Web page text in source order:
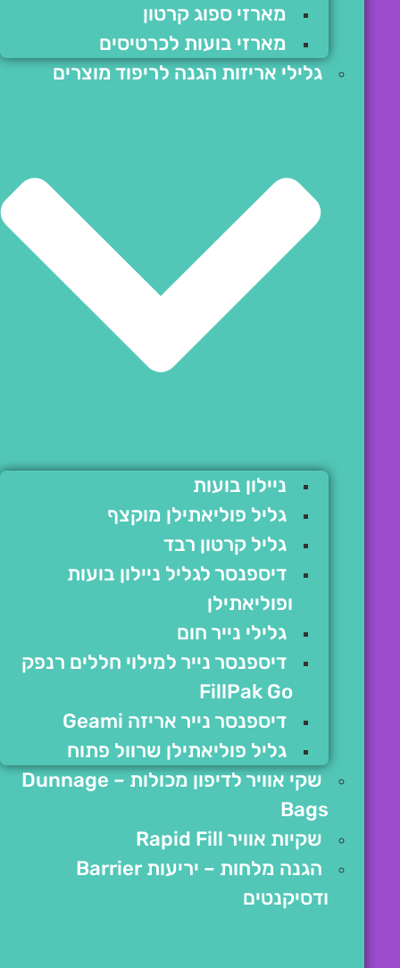
מארזי ספוג קרטון
מארזי בועות לכרטיסים
גלילי אריזות הגנה לריפוד מוצרים
ניילון בועות
גליל פוליאתילן מוקצף
גליל קרטון רבד
דיספנסר לגליל ניילון בועות
ופוליאתילן
גלילי נייר חום
דיספנסר נייר למילוי חללים רנפק
FillPak Go
דיספנסר נייר אריזה Geami
גליל פוליאתילן שרוול פתוח
שקי אוויר לדיפון מכולות – Dunnage
Bags
שקיות אוויר Rapid Fill
הגנה מלחות – יריעות Barrier
ודסיקנטים